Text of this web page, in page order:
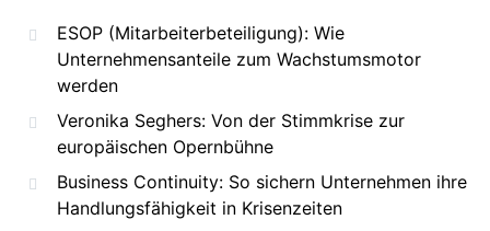
ESOP (Mitarbeiterbeteiligung): Wie
Unternehmensanteile zum Wachstumsmotor
werden
Veronika Seghers: Von der Stimmkrise zur
europäischen Opernbühne
Business Continuity: So sichern Unternehmen ihre
Handlungsfähigkeit in Krisenzeiten